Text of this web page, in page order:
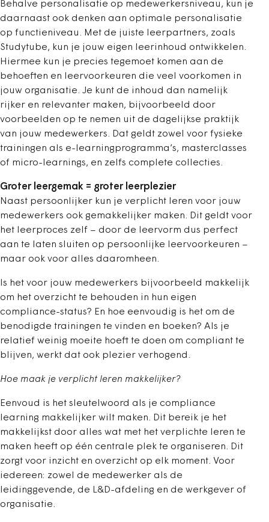
Behalve personalisatie op medewerkersniveau, kun je
daarnaast ook denken aan optimale personalisatie
op functieniveau. Met de juiste leerpartners, zoals
Studytube, kun je jouw eigen leerinhoud ontwikkelen.
Hiermee kun je precies tegemoet komen aan de
behoeften en leervoorkeuren die veel voorkomen in
jouw organisatie. Je kunt de inhoud dan namelijk
rijker en relevanter maken, bijvoorbeeld door
voorbeelden op te nemen uit de dagelijkse praktijk
van jouw medewerkers. Dat geldt zowel voor fysieke
trainingen als e-learningprogramma’s, masterclasses
of micro-learnings, en zelfs complete collecties.
Groter leergemak = groter leerplezier
Naast persoonlijker kun je verplicht leren voor jouw
medewerkers ook gemakkelijker maken. Dit geldt voor
het leerproces zelf – door de leervorm dus perfect
aan te laten sluiten op persoonlijke leervoorkeuren –
maar ook voor alles daaromheen.
Is het voor jouw medewerkers bijvoorbeeld makkelijk
om het overzicht te behouden in hun eigen
compliance-status? En hoe eenvoudig is het om de
benodigde trainingen te vinden en boeken? Als je
relatief weinig moeite hoeft te doen om compliant te
blijven, werkt dat ook plezier verhogend.
Hoe maak je verplicht leren makkelijker?
Eenvoud is het sleutelwoord als je compliance
learning makkelijker wilt maken. Dit bereik je het
makkelijkst door alles wat met het verplichte leren te
maken heeft op één centrale plek te organiseren. Dit
zorgt voor inzicht en overzicht op elk moment. Voor
iedereen: zowel de medewerker als de
leidinggevende, de L&D-afdeling en de werkgever of
organisatie.